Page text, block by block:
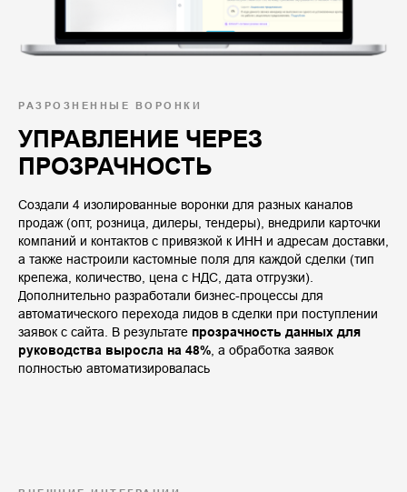
РАЗРОЗНЕННЫЕ ВОРОНКИ
УПРАВЛЕНИЕ ЧЕРЕЗ
ПРОЗРАЧНОСТЬ
Создали 4 изолированные воронки для разных каналов
продаж (опт, розница, дилеры, тендеры), внедрили карточки
компаний и контактов с привязкой к ИНН и адресам доставки,
а также настроили кастомные поля для каждой сделки (тип
крепежа, количество, цена с НДС, дата отгрузки).
Дополнительно разработали бизнес-процессы для
автоматического перехода лидов в сделки при поступлении
заявок с сайта. В результате прозрачность данных для
руководства выросла на 48% , а обработка заявок
полностью автоматизировалась